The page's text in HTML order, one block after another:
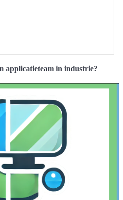
applicatieteam in industrie?